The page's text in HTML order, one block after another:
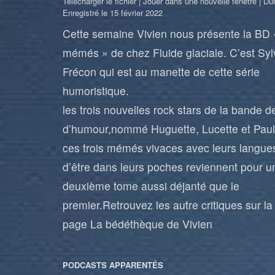
Enregistré le 15 février 2022
Cette semaine Vivien nous présente la BD
mémés » de chez Fluide glaciale. C’est
Frécon qui est au manette de cette série
humoristique.
les trois nouvelles rock stars de la bande
d’humour,nommé Huguette, Lucette et
ces trois mémés vivaces avec leurs
d’être dans leurs poches reviennent pour
deuxième tome aussi déjanté que le
premier.Retrouvez les autre critiques sur la
page La bédéthèque de Vivien
PODCASTS APPARENTÉS